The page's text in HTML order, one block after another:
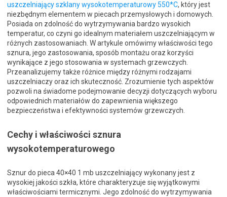
uszczelniający szklany wysokotemperaturowy 550*C, który jest
niezbędnym elementem w piecach przemysłowych i domowych.
Posiada on zdolność do wytrzymywania bardzo wysokich
temperatur, co czyni go idealnym materiałem uszczelniającym w
różnych zastosowaniach. W artykule omówimy właściwości tego
sznura, jego zastosowania, sposób montażu oraz korzyści
wynikające z jego stosowania w systemach grzewczych.
Przeanalizujemy także różnice między różnymi rodzajami
uszczelniaczy oraz ich skuteczność. Zrozumienie tych aspektów
pozwoli na świadome podejmowanie decyzji dotyczących wyboru
odpowiednich materiałów do zapewnienia większego
bezpieczeństwa i efektywności systemów grzewczych.
Cechy i właściwości sznura
wysokotemperaturowego
Sznur do pieca 40×40 1 mb uszczelniający wykonany jest z
wysokiej jakości szkła, które charakteryzuje się wyjątkowymi
właściwościami termicznymi. Jego zdolność do wytrzymywania